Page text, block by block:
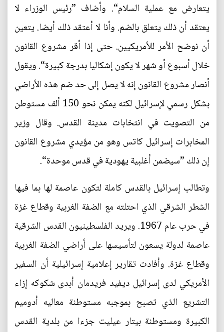
يتعارض مع عملية السلام“. وأضاف ”رئيس الوزراء لا
يعتقد أن ذلك يتعلق بالضم. وأنا لا أعتقد ذلك أيضا. يتعين
أن نوضح الأمر للأمريكيين. حتى إذا أقر مشروع القانون
خلال أسبوع أو شهر لا يكون إشكاليا بدرجة كبيرة“. ويقول
أنصار مشروع القانون إنه لا يصل إلى حد ضم هذه الأراضي
بشكل رسمي لإسرائيل لكنه يمكن نحو 150 ألف مستوطن
من التصويت في انتخابات مدينة القدس. وقال وزير
المخابرات إسرائيل كاتس وهو من مؤيدي مشروع القانون
إن ذلك ”سيضمن أغلبية يهودية في قدس موحدة“.
وتطالب إسرائيل بالقدس كاملة لتكون عاصمة لها بما فيها
الشطر الشرقي الذي احتلته مع الضفة الغربية وقطاع غزة
في حرب عام 1967. ويريد الفلسطينيون القدس الشرقية
عاصمة لدولة يسعون لتأسيسها على أراضي الضفة الغربية
وقطاع غزة. وأفادت تقارير إعلامية إسرائيلية أن السفير
الأمريكي لدى إسرائيل ديفيد فريدمان أبدى شكوكه إزاء
التشريع الذي تصبح بموجبه مستوطنة معاليه أدوميم
الكبيرة ومستوطنة بيتار عيليت جزءا من بلدية القدس